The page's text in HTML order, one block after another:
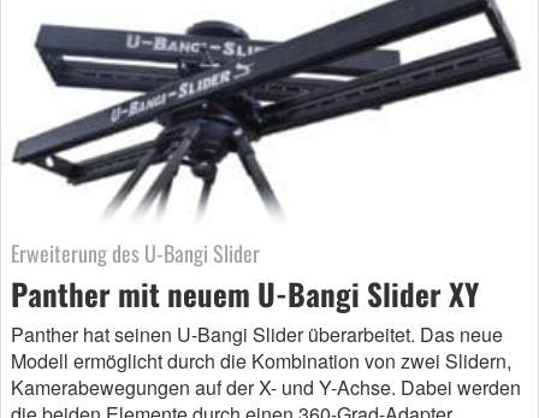
Erweiterung des U-Bangi Slider
Panther mit neuem U-Bangi Slider XY
Panther hat seinen U-Bangi Slider überarbeitet. Das neue
Modell ermöglicht durch die Kombination von zwei Slidern,
Kamerabewegungen auf der X- und Y-Achse. Dabei werden